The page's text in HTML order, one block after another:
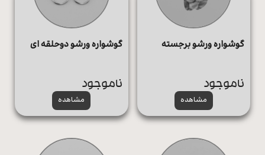
گوشواره ورشو برجسته
مشاهده
ناموجود
گوشواره ورشو دوحلقه ای
مشاهده
ناموجود